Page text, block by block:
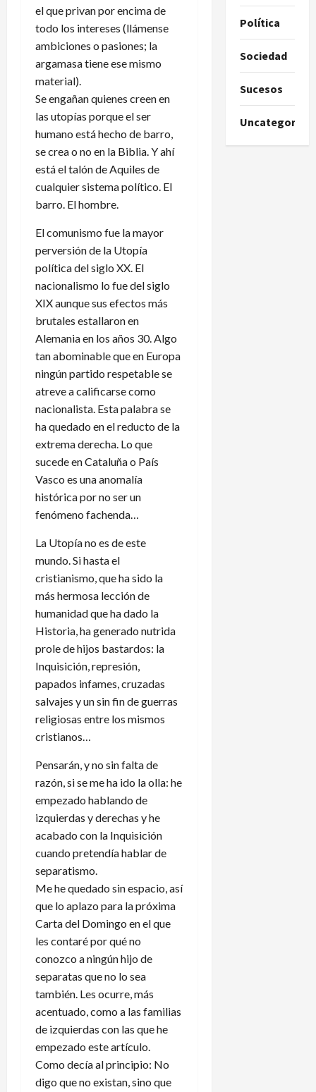
el que privan por encima de
todo los intereses (llámense
ambiciones o pasiones; la
argamasa tiene ese mismo
material).
Se engañan quienes creen en
las utopías porque el ser
humano está hecho de barro,
se crea o no en la Biblia. Y ahí
está el talón de Aquiles de
cualquier sistema político. El
barro. El hombre.
El comunismo fue la mayor
perversión de la Utopía
política del siglo XX. El
nacionalismo lo fue del siglo
XIX aunque sus efectos más
brutales estallaron en
Alemania en los años 30. Algo
tan abominable que en Europa
ningún partido respetable se
atreve a calificarse como
nacionalista. Esta palabra se
ha quedado en el reducto de la
extrema derecha. Lo que
sucede en Cataluña o País
Vasco es una anomalía
histórica por no ser un
fenómeno fachenda…
La Utopía no es de este
mundo. Si hasta el
cristianismo, que ha sido la
más hermosa lección de
humanidad que ha dado la
Historia, ha generado nutrida
prole de hijos bastardos: la
Inquisición, represión,
papados infames, cruzadas
salvajes y un sin fin de guerras
religiosas entre los mismos
cristianos…
Pensarán, y no sin falta de
razón, si se me ha ido la olla: he
empezado hablando de
izquierdas y derechas y he
acabado con la Inquisición
cuando pretendía hablar de
separatismo.
Me he quedado sin espacio, así
que lo aplazo para la próxima
Carta del Domingo en el que
les contaré por qué no
conozco a ningún hijo de
separatas que no lo sea
también. Les ocurre, más
acentuado, como a las familias
de izquierdas con las que he
empezado este artículo.
Como decía al principio: No
digo que no existan, sino que
Política
Sociedad
Sucesos
Uncategorized